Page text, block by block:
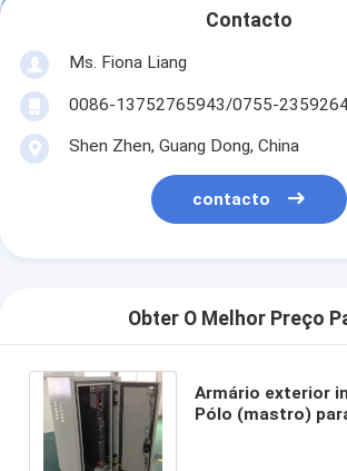
Contacto
Ms. Fiona Liang
0086-13752765943/0755-
Shen Zhen, Guang Dong, China
contacto
Obter O Melhor Preço
Armário exterior
Pólo (mastro)